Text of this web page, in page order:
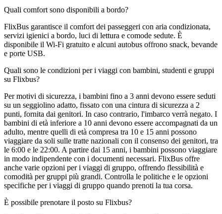
Quali comfort sono disponibili a bordo?
FlixBus garantisce il comfort dei passeggeri con aria condizionata,
servizi igienici a bordo, luci di lettura e comode sedute. È
disponibile il Wi-Fi gratuito e alcuni autobus offrono snack, bevande
e porte USB.
Quali sono le condizioni per i viaggi con bambini, studenti e gruppi
su Flixbus?
Per motivi di sicurezza, i bambini fino a 3 anni devono essere seduti
su un seggiolino adatto, fissato con una cintura di sicurezza a 2
punti, fornita dai genitori. In caso contrario, l'imbarco verrà negato. I
bambini di età inferiore a 10 anni devono essere accompagnati da un
adulto, mentre quelli di età compresa tra 10 e 15 anni possono
viaggiare da soli sulle tratte nazionali con il consenso dei genitori, tra
le 6:00 e le 22:00. A partire dai 15 anni, i bambini possono viaggiare
in modo indipendente con i documenti necessari. FlixBus offre
anche varie opzioni per i viaggi di gruppo, offrendo flessibilità e
comodità per gruppi più grandi. Controlla le politiche e le opzioni
specifiche per i viaggi di gruppo quando prenoti la tua corsa.
È possibile prenotare il posto su Flixbus?